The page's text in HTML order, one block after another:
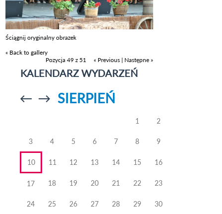
Ściągnij oryginalny obrazek
« Back to gallery
Pozycja 49 z 51
« Previous | Następne »
KALENDARZ WYDARZEŃ
Przejdź doPrzejdź do
SIERPIEŃ
1 2
3 4 5 6 7 8 9
10 11 12 13 14 15 16
17 18 19 20 21 22 23
24 25 26 27 28 29 30